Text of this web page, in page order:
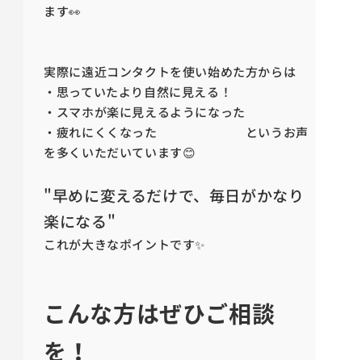
ます👀
実際に遠近コンタクトを使い始めた方からは
・思っていたより自然に見える！
・スマホが楽に見えるようになった
・疲れにくくなった というお声
を多くいただいています😊
"早めに変えるだけで、毎日がかなり
楽になる"
これが大きなポイントです✨
こんな方はぜひご相談
を！